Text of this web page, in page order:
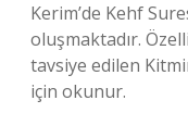
Kerim’de Kehf
oluşmaktadır.
tavsiye edilen
için okunur.